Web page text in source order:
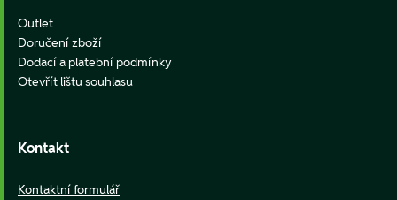
Outlet
Doručení zboží
Dodací a platební podmínky
Otevřít lištu souhlasu
Kontakt
Kontaktní formulář